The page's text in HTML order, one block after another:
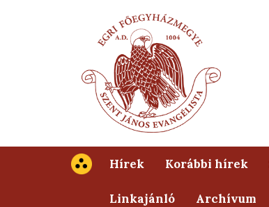
Hírek Korábbi hírek
Linkajánló Archívum